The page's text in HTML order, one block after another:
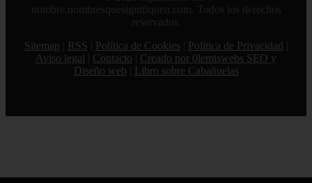
nombre.nombresquesignifiquen.com. Todos los derechos
reservados.
Sitemap
RSS Política de Cookies Política de Privacidad
Aviso legal
Contacto
Creado por 0lemiswebs SEO y
Diseño web
Libro sobre Cabañuelas